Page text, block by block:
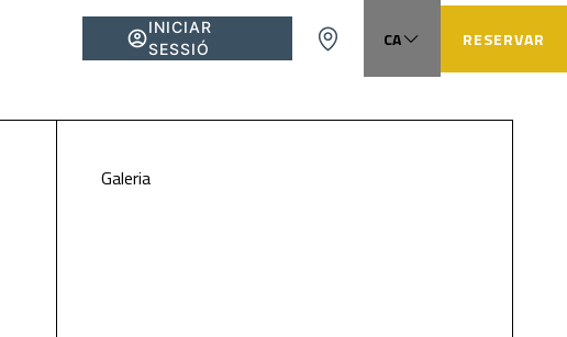
INICIAR
SESSIÓ
CA RESERVAR
Galeria